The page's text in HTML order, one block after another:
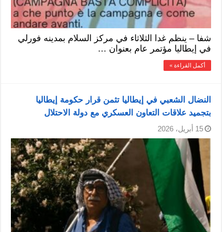
شفا – ينظم غدا الثلاثاء في مركز السلام بمدينه فورلي
في إيطاليا مؤتمر عام بعنوان …
أكمل القراءة »
النضال الشعبي في إيطاليا تثمن قرار حكومة إيطاليا
بتجميد علاقات التعاون العسكري مع دولة الاحتلال
15 أبريل، 2026